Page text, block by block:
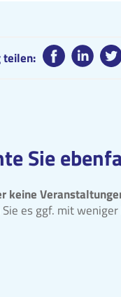
teilen:
Sie
keine
es ggf. mit